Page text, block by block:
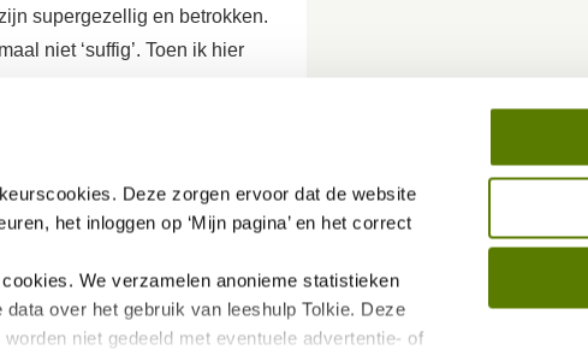
Deze zorgen ervoor dat de website
het inloggen op ‘Mijn pagina’ en het correct
cookies. We verzamelen anonieme statistieken
over het gebruik van leeshulp Tolkie. Deze
niet gedeeld met eventuele advertentie- of
supergezellig en betrokken.
niet ‘suffig’. Toen ik hier
Huurders,
ik iemand met een nieuwe
maakt het echt leuk.”
in paniek. Hij had een